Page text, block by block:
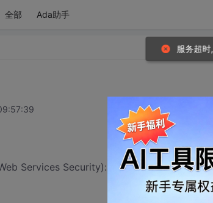
全部 Ada助手
Services Security):
服务超